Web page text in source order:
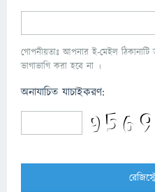
গোপনীয়তাঃ আপনার ই-মেইল
ভাগাভাগি করা হবে না ।
অনাযাচিত যাচাইকরণ: